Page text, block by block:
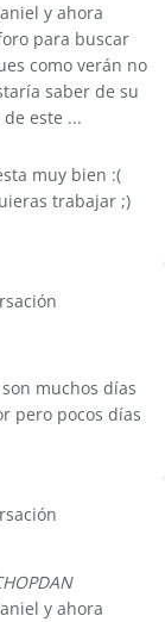
y ahora
para buscar
como verán no
saber de su
este ...
muy bien :(
trabajar ;)
muchos días
pero pocos días
y ahora